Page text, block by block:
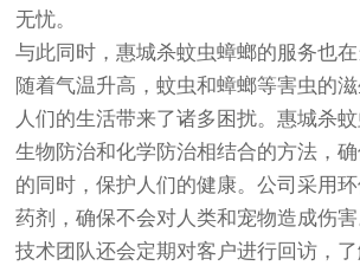
无忧。
与此同时，惠城杀蚊虫蟑螂的服务也在
随着气温升高，蚊虫和蟑螂等害虫的
人们的生活带来了诸多困扰。惠城杀
生物防治和化学防治相结合的方法，
的同时，保护人们的健康。公司采用
药剂，确保不会对人类和宠物造成伤
技术团队还会定期对客户进行回访，